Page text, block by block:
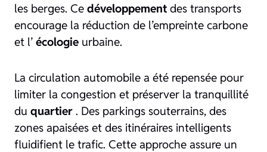
les berges. Ce développement des transports
encourage la réduction de l’empreinte carbone
et l’ écologie urbaine.
La circulation automobile a été repensée pour
limiter la congestion et préserver la tranquillité
du quartier . Des parkings souterrains, des
zones apaisées et des itinéraires intelligents
fluidifient le trafic. Cette approche assure un